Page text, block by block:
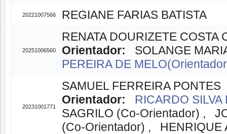
20221007566 REGIANE FARIAS BATISTA
20251006560
RENATA DOURIZETE COSTA
Orientador: SOLANGE
PEREIRA DE
20231001771
SAMUEL FERREIRA PONTES
Orientador:
RICARDO
SAGRILO (Co-Orientador) ,
(Co-Orientador) , HENRIQUE